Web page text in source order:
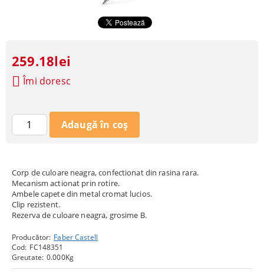
Corp de culoare neagra, confectionat din rasina rara.
Mecanism actionat prin rotire.
Ambele capete din metal cromat lucios.
Clip rezistent.
Rezerva de culoare neagra, grosime B.
Producător: Faber Castell
Cod: FC148351
Greutate: 0.000Kg
259.18lei
Îmi doresc